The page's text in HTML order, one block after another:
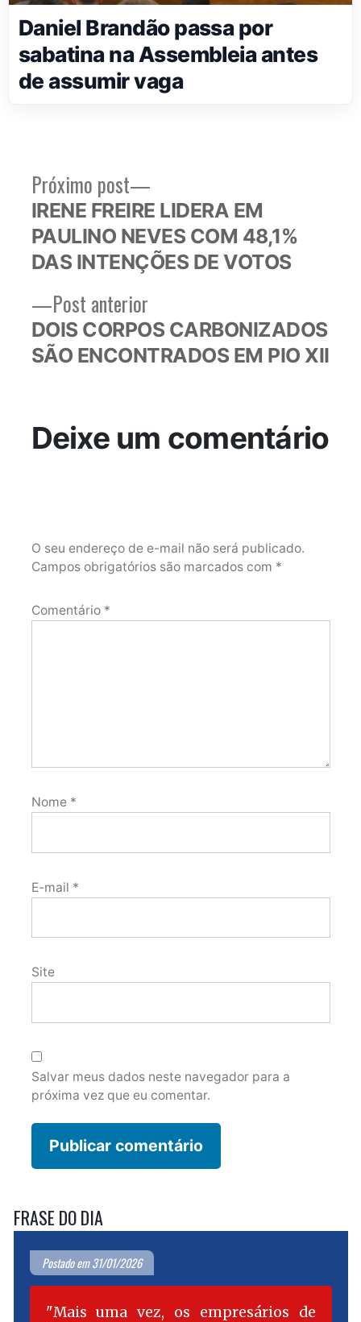
Daniel Brandão passa por
sabatina na Assembleia antes
de assumir vaga
Navegação
de
Post
Post anteriorPost
anterior:
DOIS CORPOS CARBONIZADOS
SÃO ENCONTRADOS EM PIO XII
Próximo post
Próximo
post:
IRENE FREIRE LIDERA EM
PAULINO NEVES COM 48,1%
DAS INTENÇÕES DE VOTOS
Deixe um comentário
O seu endereço de e-mail não será publicado.
Campos obrigatórios são marcados com *
Comentário *
Nome *
E-mail *
Site
Salvar meus dados neste navegador para a
próxima vez que eu comentar.
FRASE DO DIA
Postado em 31/01/2026
Mais uma vez, os empresários de